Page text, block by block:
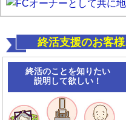
終活支援のお客
終活のことを知りたい
説明して欲しい！